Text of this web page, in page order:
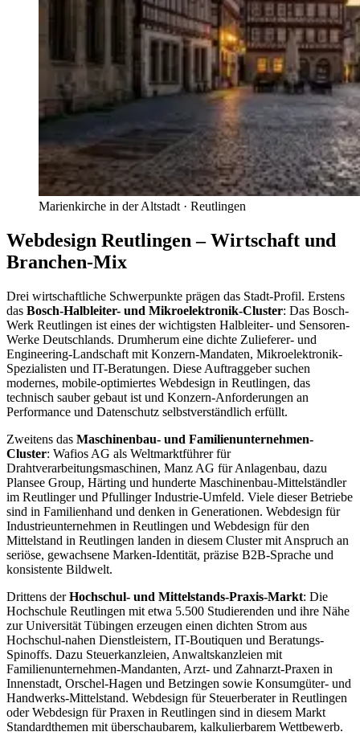
Marienkirche in der Altstadt · Reutlingen
Webdesign Reutlingen – Wirtschaft und
Branchen-Mix
Drei wirtschaftliche Schwerpunkte prägen das Stadt-Profil. Erstens
das Bosch-Halbleiter- und Mikroelektronik-Cluster: Das Bosch-
Werk Reutlingen ist eines der wichtigsten Halbleiter- und Sensoren-
Werke Deutschlands. Drumherum eine dichte Zulieferer- und
Engineering-Landschaft mit Konzern-Mandaten, Mikroelektronik-
Spezialisten und IT-Beratungen. Diese Auftraggeber suchen
modernes, mobile-optimiertes Webdesign in Reutlingen, das
technisch sauber gebaut ist und Konzern-Anforderungen an
Performance und Datenschutz selbstverständlich erfüllt.
Zweitens das Maschinenbau- und Familienunternehmen-
Cluster: Wafios AG als Weltmarktführer für
Drahtverarbeitungsmaschinen, Manz AG für Anlagenbau, dazu
Plansee Group, Härting und hunderte Maschinenbau-Mittelständler
im Reutlinger und Pfullinger Industrie-Umfeld. Viele dieser Betriebe
sind in Familienhand und denken in Generationen. Webdesign für
Industrieunternehmen in Reutlingen und Webdesign für den
Mittelstand in Reutlingen landen in diesem Cluster mit Anspruch an
seriöse, gewachsene Marken-Identität, präzise B2B-Sprache und
konsistente Bildwelt.
Drittens derHochschul- und Mittelstands-Praxis-Markt: Die
Hochschule Reutlingen mit etwa 5.500 Studierenden und ihre Nähe
zur Universität Tübingen erzeugen einen dichten Strom aus
Hochschul-nahen Dienstleistern, IT-Boutiquen und Beratungs-
Spinoffs. Dazu Steuerkanzleien, Anwaltskanzleien mit
Familienunternehmen-Mandanten, Arzt- und Zahnarzt-Praxen in
Innenstadt, Orschel-Hagen und Betzingen sowie Konsumgüter- und
Handwerks-Mittelstand. Webdesign für Steuerberater in Reutlingen
oder Webdesign für Praxen in Reutlingen sind in diesem Markt
Standardthemen mit überschaubarem, kalkulierbarem Wettbewerb.